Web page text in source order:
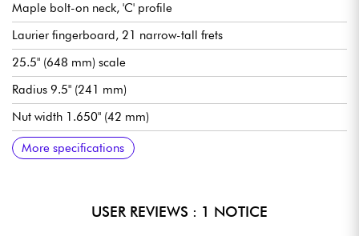
Maple bolt-on neck, 'C' profile
Laurier fingerboard, 21 narrow-tall frets
25.5" (648 mm) scale
Radius 9.5" (241 mm)
Nut width 1.650" (42 mm)
Fender Designed Alnico single- and humbucking pickups
Master volume
Master Tone
Pickup selector switch 3x options
Traditional Squier Vintage-Style Floating vibrato with Mustang
Saddles / Bigsby® B50
Squier Standard die-cast tuning machines
Gloss polyurethane body finish
Gloss polyurethane neck finish
Recommended string gauges: 009.042 or 009.046
More specifications
USER REVIEWS : 1 NOTICE